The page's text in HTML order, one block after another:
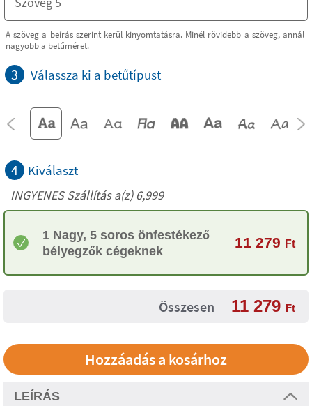
A szöveg a beírás szerint kerül kinyomtatásra. Minél rövidebb a szöveg, annál
nagyobb a betűméret.
3 Válassza ki a betűtípust
4 Kiválaszt
INGYENES Szállítás a(z) 6,999
1 Nagy, 5 soros önfestékező
bélyegzők cégeknek
11 279 Ft
Összesen 11 279 Ft
LEÍRÁS